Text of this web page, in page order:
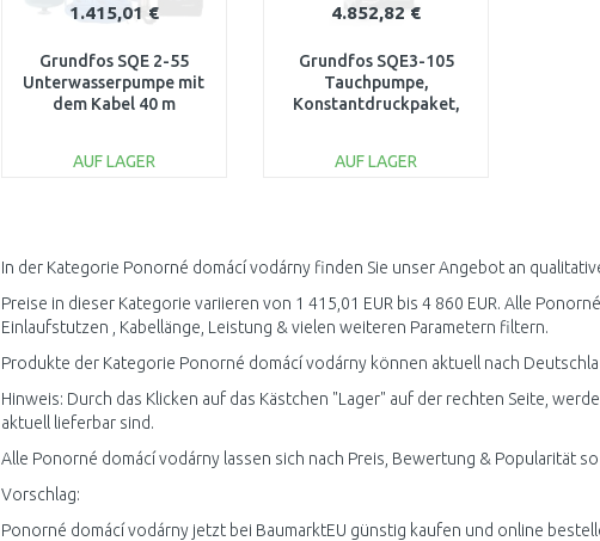
1.415,01 €
Grundfos SQE 2-55
Unterwasserpumpe mit
dem Kabel 40 m
AUF LAGER
Vergleichen
4.852,82 €
Grundfos SQE3-105
Tauchpumpe,
Konstantdruckpaket,
AUF LAGER
Vergleichen
In der Kategorie Ponorné domácí vodárny finden Sie unser Angebot an
Preise in dieser Kategorie variieren von 1 415,01 EUR bis 4 860 EUR. Alle
Einlaufstutzen , Kabellänge, Leistung & vielen weiteren Parametern filtern.
Produkte der Kategorie Ponorné domácí vodárny können aktuell nach
Hinweis: Durch das Klicken auf das Kästchen "Lager" auf der rechten Seite,
aktuell lieferbar sind.
Alle Ponorné domácí vodárny lassen sich nach Preis, Bewertung & Popularität
Vorschlag:
Ponorné domácí vodárny jetzt bei BaumarktEU günstig kaufen und online